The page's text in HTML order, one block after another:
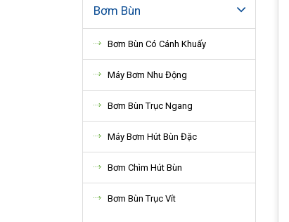
Bơm Bùn
Bơm Bùn Có Cánh Khuấy
Máy Bơm Nhu Động
Bơm Bùn Trục Ngang
Máy Bơm Hút Bùn Đặc
Bơm Chìm Hút Bùn
Bơm Bùn Trục Vít